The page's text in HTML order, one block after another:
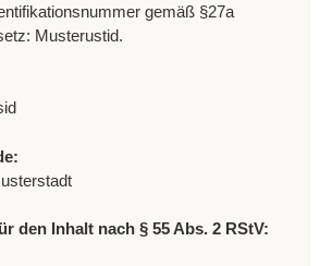
gemäß §27a
Musterustid.
den Inhalt nach § 55 Abs. 2 RStV: